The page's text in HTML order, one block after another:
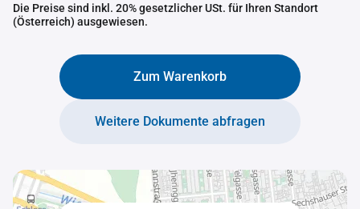
Die Preise sind inkl. 20% gesetzlicher USt. für Ihren Standort
(Österreich) ausgewiesen.
Zum Warenkorb
Weitere Dokumente abfragen